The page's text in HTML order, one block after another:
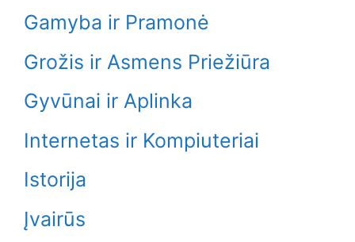
Gamyba ir Pramonė
Grožis ir Asmens Priežiūra
Gyvūnai ir Aplinka
Internetas ir Kompiuteriai
Istorija
Įvairūs